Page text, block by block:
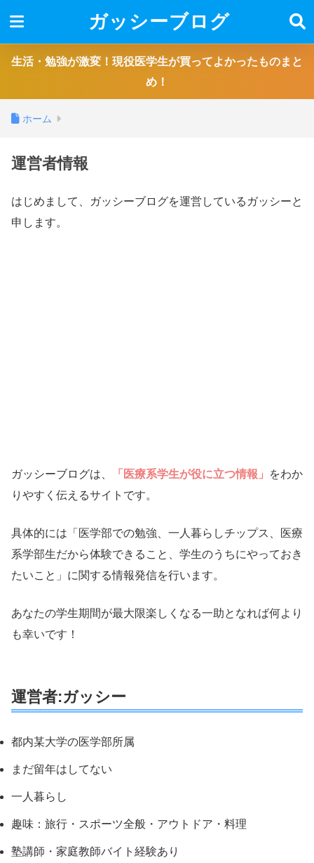
ガッシーブログ
生活・勉強が激変！現役医学生が買ってよかったものまと
め！
ホーム
運営者情報
はじめまして、ガッシーブログを運営しているガッシーと
申します。
ガッシーブログは、 「医療系学生が役に立つ情報」
をわか
りやすく伝えるサイトです。
具体的には「医学部での勉強、一人暮らしチップス、医療
系学部生だから体験できること、学生のうちにやっておき
たいこと」に関する情報発信を行います。
あなたの学生期間が最大限楽しくなる一助となれば何より
も幸いです！
運営者:ガッシー
都内某大学の医学部所属
まだ留年はしてない
一人暮らし
趣味：旅行・スポーツ全般・アウトドア・料理
塾講師・家庭教師バイト経験あり